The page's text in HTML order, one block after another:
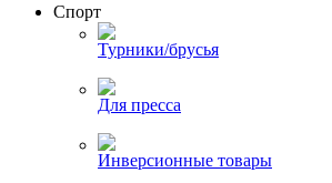
Спорт
Турники/брусья
Для пресса
Инверсионные товары